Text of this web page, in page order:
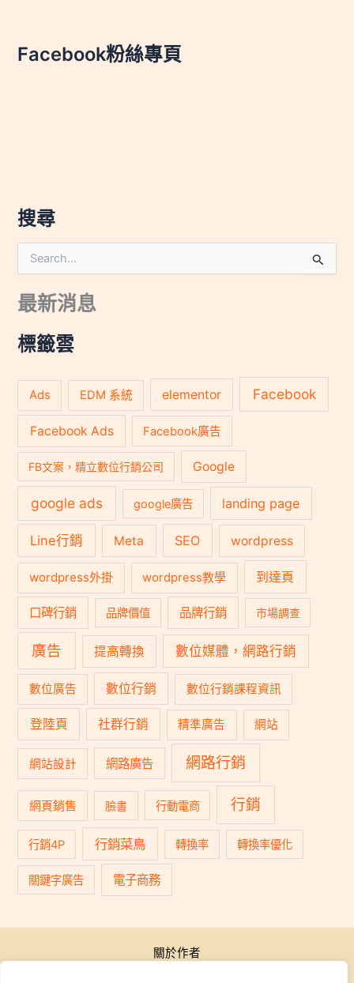
Facebook粉絲專頁
搜尋
尋
鍵
:
最新消息
標籤雲
Ads EDM 系統 elementor Facebook
Facebook Ads Facebook廣告
FB文案，精立數位行銷公司 Google
google ads google廣告 landing page
Line行銷 Meta SEO wordpress
wordpress外掛 wordpress教學 到達頁
口碑行銷 品牌價值 品牌行銷 市場調查
廣告 提高轉換 數位媒體，網路行銷
數位廣告 數位行銷 數位行銷課程資訊
登陸頁 社群行銷 精準廣告 網站
網站設計 網路廣告 網路行銷
網頁銷售 臉書 行動電商 行銷
行銷4P 行銷菜鳥 轉換率 轉換率優化
關鍵字廣告 電子商務
關於作者